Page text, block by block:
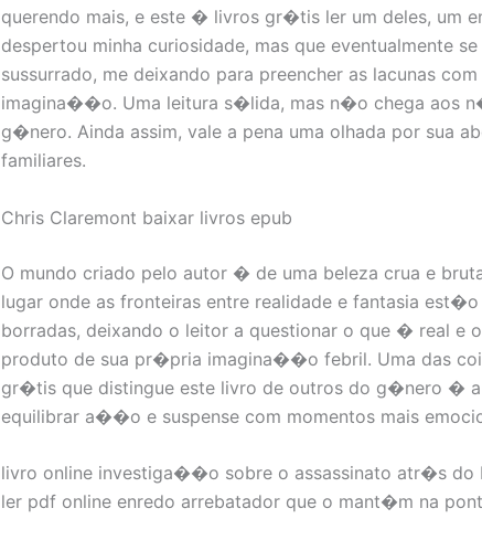
querendo mais, e este � livros gr�tis ler um deles, um
despertou minha curiosidade, mas que eventualmente
sussurrado, me deixando para preencher as lacunas
imagina��o. Uma leitura s�lida, mas n�o chega aos
g�nero. Ainda assim, vale a pena uma olhada por sua
familiares.
Chris Claremont baixar livros epub
O mundo criado pelo autor � de uma beleza crua e
lugar onde as fronteiras entre realidade e fantasia
borradas, deixando o leitor a questionar o que � real e
produto de sua pr�pria imagina��o febril. Uma das
gr�tis que distingue este livro de outros do g�nero � a
equilibrar a��o e suspense com momentos mais
livro online investiga��o sobre o assassinato atr�s
ler pdf online enredo arrebatador que o mant�m na